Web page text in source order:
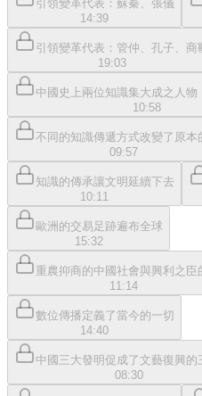
引領變革代表：蘇秦、張儀
14:39
引領變革代表：管仲、孔子、商
19:03
中國史上兩位知識集大成之人物
10:58
不同的知識傳遞方式改變了原本
09:57
知識的傳承讓文明延續下去
10:11
歐洲的交易足跡遍布全球
15:32
重農抑商的中國社會與興利之臣
11:14
數位傳播定義了當今的一切
14:40
中國三大發明促成了文藝復興的
08:30